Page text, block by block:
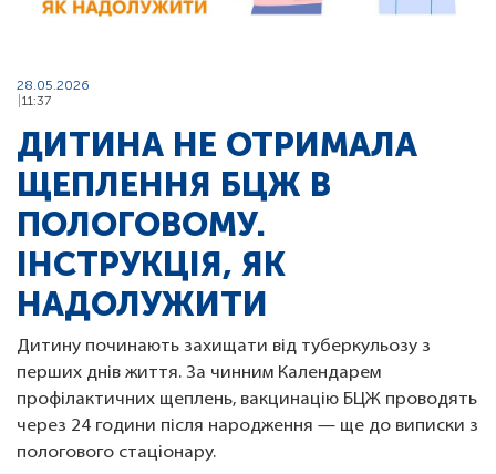
28.05.2026
11:37
ДИТИНА НЕ ОТРИМАЛА
ЩЕПЛЕННЯ БЦЖ В
ПОЛОГОВОМУ.
ІНСТРУКЦІЯ, ЯК
НАДОЛУЖИТИ
Дитину починають захищати від туберкульозу з
перших днів життя. За чинним Календарем
профілактичних щеплень, вакцинацію БЦЖ проводять
через 24 години після народження — ще до виписки з
пологового стаціонару.